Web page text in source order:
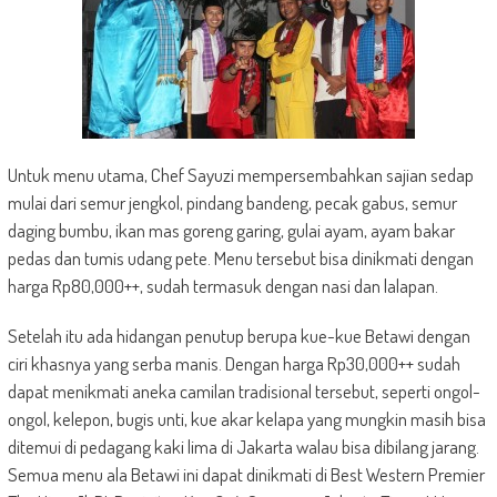
Untuk menu utama, Chef Sayuzi mempersembahkan sajian sedap
mulai dari semur jengkol, pindang bandeng, pecak gabus, semur
daging bumbu, ikan mas goreng garing, gulai ayam, ayam bakar
pedas dan tumis udang pete. Menu tersebut bisa dinikmati dengan
harga Rp80,000++, sudah termasuk dengan nasi dan lalapan.
Setelah itu ada hidangan penutup berupa kue-kue Betawi dengan
ciri khasnya yang serba manis. Dengan harga Rp30,000++ sudah
dapat menikmati aneka camilan tradisional tersebut, seperti ongol-
ongol, kelepon, bugis unti, kue akar kelapa yang mungkin masih bisa
ditemui di pedagang kaki lima di Jakarta walau bisa dibilang jarang.
Semua menu ala Betawi ini dapat dinikmati di Best Western Premier